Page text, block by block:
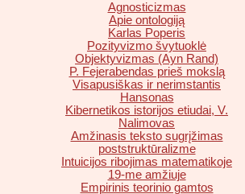
Agnosticizmas
Apie ontologiją
Karlas Poperis
Pozityvizmo švytuoklė
Objektyvizmas (Ayn Rand)
P. Fejerabendas prieš mokslą
Visapusiškas ir nerimstantis
Hansonas
Kibernetikos istorijos etiudai, V.
Nalimovas
Amžinasis teksto sugrįžimas
poststruktūralizme
Intuicijos ribojimas matematikoje
19-me amžiuje
Empirinis teorinio gamtos